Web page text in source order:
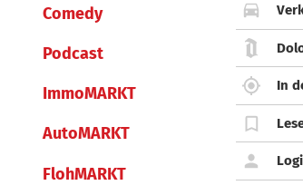
Comedy
Podcast
ImmoMARKT
AutoMARKT
FlohMARKT
In